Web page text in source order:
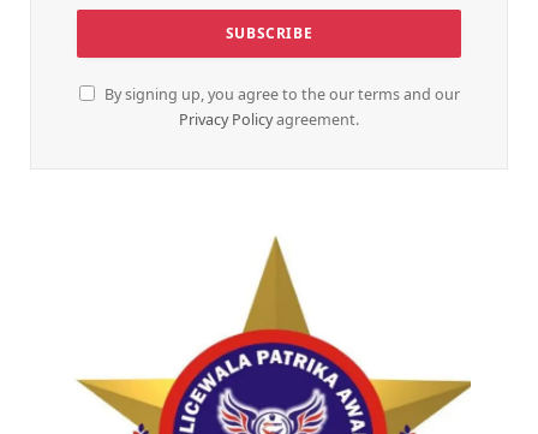
By signing up, you agree to the our terms and our
Privacy Policyagreement.